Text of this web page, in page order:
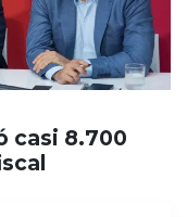
casi 8.700